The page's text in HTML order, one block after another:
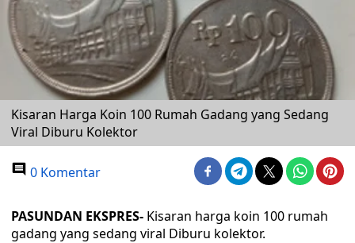
Kisaran Harga Koin 100 Rumah Gadang yang Sedang
Viral Diburu Kolektor
0 Komentar
PASUNDAN EKSPRES- Kisaran harga koin 100 rumah
gadang yang sedang viral Diburu kolektor.